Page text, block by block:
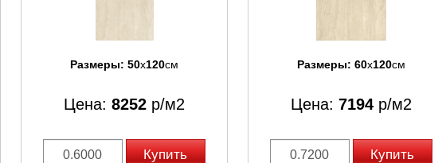
Размеры: 50x120см
Цена: 8252р/м2
Купить
Размеры: 60x120см
Цена: 7194р/м2
Купить